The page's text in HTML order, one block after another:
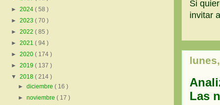
Si
invitar
Las
► 2024 ( 58 )
► 2023 ( 70 )
► 2022 ( 85 )
► 2021 ( 94 )
► 2020 ( 174 )
► 2019 ( 137 )
▼ 2018 ( 214 )
►diciembre( 16 )
►noviembre( 17 )